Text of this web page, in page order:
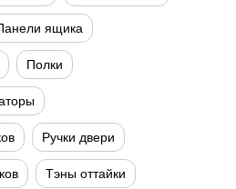
ящика
Полки
Ручки двери
Тэны оттайки